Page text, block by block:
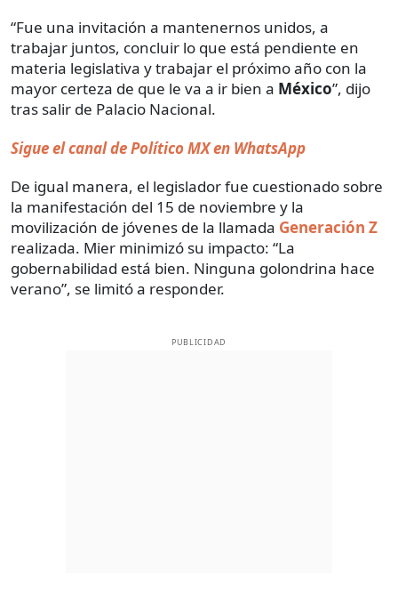
“Fue una invitación a mantenernos unidos, a
trabajar juntos, concluir lo que está pendiente en
materia legislativa y trabajar el próximo año con la
mayor certeza de que le va a ir bien a México”, dijo
tras salir de Palacio Nacional.
Sigue el canal de Político MX en WhatsApp
De igual manera, el legislador fue cuestionado sobre
la manifestación del 15 de noviembre y la
movilización de jóvenes de la llamada Generación Z
realizada. Mier minimizó su impacto: “La
gobernabilidad está bien. Ninguna golondrina hace
verano”, se limitó a responder.
PUBLICIDAD